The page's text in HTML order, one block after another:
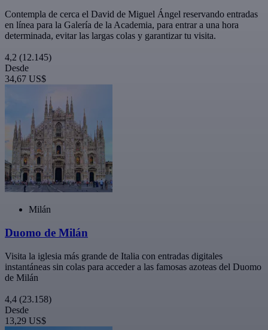
Contempla de cerca el David de Miguel Ángel reservando entradas
en línea para la Galería de la Academia, para entrar a una hora
determinada, evitar las largas colas y garantizar tu visita.
4,2 (12.145)
Desde
34,67 US$
Milán
Duomo de Milán
Visita la iglesia más grande de Italia con entradas digitales
instantáneas sin colas para acceder a las famosas azoteas del Duomo
de Milán
4,4 (23.158)
Desde
13,29 US$